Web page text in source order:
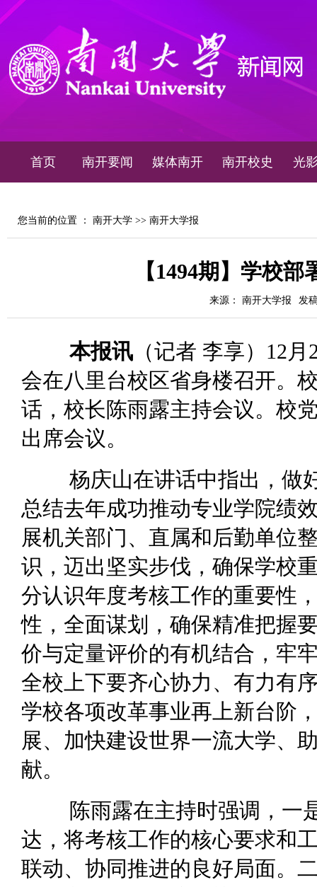
首页 南开要闻 媒体南开 南开校史 光
您当前的位置 ： 南开大学 >> 南开大学报
【1494期】学校
来源： 南开大学报 发
本报讯 （记者 李享）12
会在八里台校区省身楼召开。
话，校长陈雨露主持会议。校
出席会议。
杨庆山在讲话中指出，做
总结去年成功推动专业学院绩
展机关部门、直属和后勤单位
识，迈出坚实步伐，确保学校
分认识年度考核工作的重要性
性，全面谋划，确保精准把握
价与定量评价的有机结合，牢
全校上下要齐心协力、有力有
学校各项改革事业再上新台阶
展、加快建设世界一流大学、
献。
陈雨露在主持时强调，一
达，将考核工作的核心要求和
联动、协同推进的良好局面。